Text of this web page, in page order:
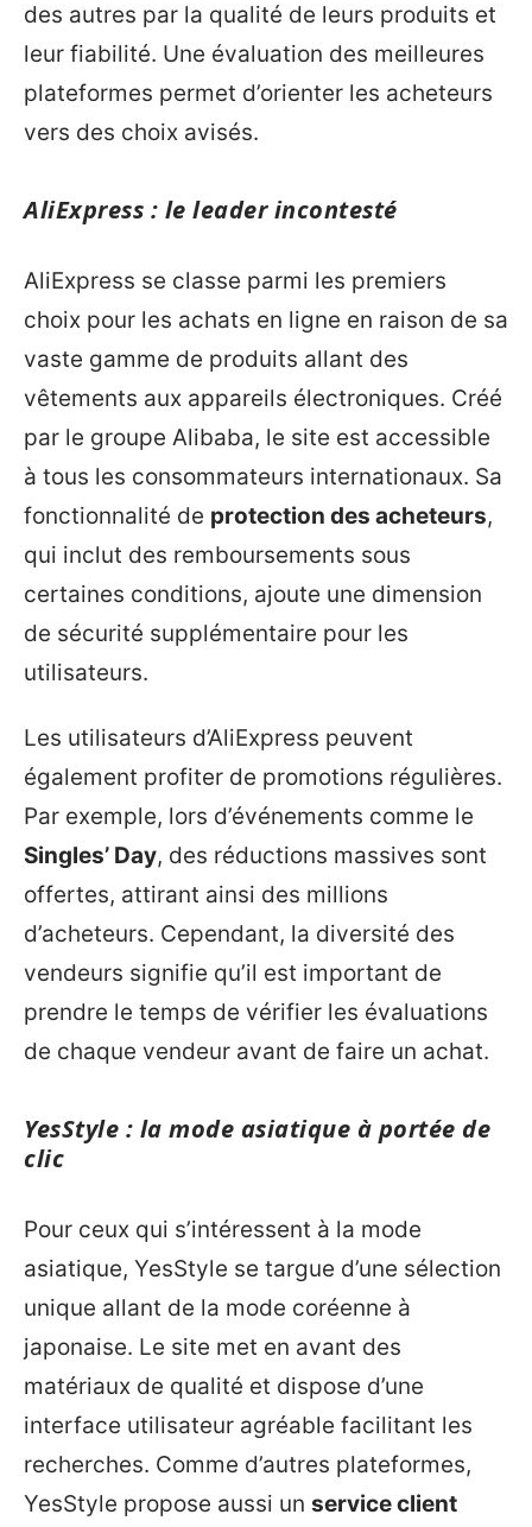
des autres par la qualité de leurs produits et
leur fiabilité. Une évaluation des meilleures
plateformes permet d’orienter les acheteurs
vers des choix avisés.
AliExpress : le leader incontesté
AliExpress se classe parmi les premiers
choix pour les achats en ligne en raison de sa
vaste gamme de produits allant des
vêtements aux appareils électroniques. Créé
par le groupe Alibaba, le site est accessible
à tous les consommateurs internationaux. Sa
fonctionnalité de protection des acheteurs,
qui inclut des remboursements sous
certaines conditions, ajoute une dimension
de sécurité supplémentaire pour les
utilisateurs.
Les utilisateurs d’AliExpress peuvent
également profiter de promotions régulières.
Par exemple, lors d’événements comme le
Singles’ Day, des réductions massives sont
offertes, attirant ainsi des millions
d’acheteurs. Cependant, la diversité des
vendeurs signifie qu’il est important de
prendre le temps de vérifier les évaluations
de chaque vendeur avant de faire un achat.
YesStyle : la mode asiatique à portée de
clic
Pour ceux qui s’intéressent à la mode
asiatique, YesStyle se targue d’une sélection
unique allant de la mode coréenne à
japonaise. Le site met en avant des
matériaux de qualité et dispose d’une
interface utilisateur agréable facilitant les
recherches. Comme d’autres plateformes,
YesStyle propose aussi un service client